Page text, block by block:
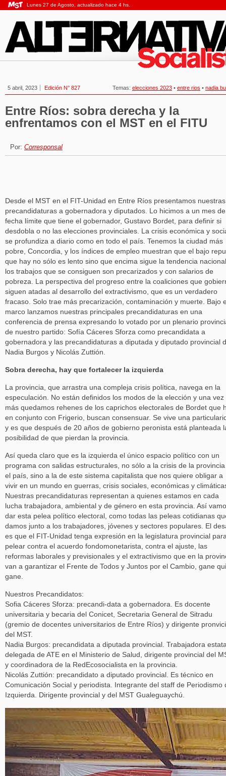
Lunes 27 de Agosto, actualizado hace 4 hs.
5 abril, 2023 Edición N° 827 Temas: elecciones 2023 • entre rios • nadia
Entre Ríos: sobra derecha y la
enfrentamos con el MST en el FITU
Por: Corresponsal
Desde el MST en el FIT-Unidad en Entre Ríos presentamos nuestras
precandidaturas a gobernadora y diputados. Lo hicimos a un mes
fecha límite que tiene el gobernador, Gustavo Bordet, para definir si
desdobla o no las elecciones provinciales. La crisis económica y
se profundiza a diario como en todo el país. Tenemos la ciudad más
pobre, Concordia, y los índices de empleo muestran que el bajo
que hay no sólo es lento sino que encima sigue la tendencia
los trabajos que se consiguen son precarizados y con salarios de
pobreza. La perspectiva del progreso entre la coaliciones que
siguen atadas al desarrollo del extractivismo, que es un verdadero
fracaso. Solo trae más precarización, contaminación y muerte. Bajo
marco lanzamos nuestras principales precandidaturas en una
conferencia de prensa expresando lo votado por un plenario
de nuestro partido: Sofía Cáceres Sforza como precandidata a
gobernadora y las precandidaturas a diputada y diputado provincial
Nadia Burgos y Nicolás Zuttión.
Sobra derecha, hay que fortalecer la izquierda
La provincia, que arrastra una compleja crisis política, navega en la
especulación. No están definidos los modos de la elección y una vez
más quedamos rehenes de los caprichos electorales de Bordet que
en conjunto con Frigerio, buscan consensuar. Se vive una
y es que después de 20 años de gobierno peronista está planteada
posibilidad de que pierdan la provincia.
Así queda claro que es la izquierda el único espacio político con un
programa con salidas estructurales, no sólo a la crisis de la
el país, sino a la de este sistema capitalista que nos quiere obligar a
vivir en un mundo en guerras, crisis sociales, económicas y
Nuestras precandidaturas representan a quienes estamos en cada
lucha trabajadora, ambiental y de género en esta provincia. Así
dar esta pelea político electoral, como todas las peleas cotidianas
damos junto a los trabajadores, jóvenes y sectores populares. El
es que el FIT-Unidad tenga expresión en la legislatura provincial
pelear contra el acuerdo fondomonetarista, contra el ajuste, las
reformas laborales y previsionales y el extractivismo que en la
van a garantizar el Frente de Todos y Juntos por el Cambio, gane
gane.
Nuestros Precandidatos:
Sofia Cáceres Sforza: precandi-data a gobernadora. Es docente
universitaria y becaria del Conicet, Secretaria General de Sitradu
(gremio de docentes universitarios de Entre Ríos) y dirigente
del MST.
Nadia Burgos: precandidata a diputada provincial. Trabajadora
delegada de ATE en el Ministerio de Salud, dirigente provincial del
y coordinadora de la RedEcosocialista en la provincia.
Nicolás Zuttión: precandidato a diputado provincial. Es técnico en
Comunicación Social y periodista. Integrante del staff de Periodismo
Izquierda. Dirigente provincial y del MST Gualeguaychú.